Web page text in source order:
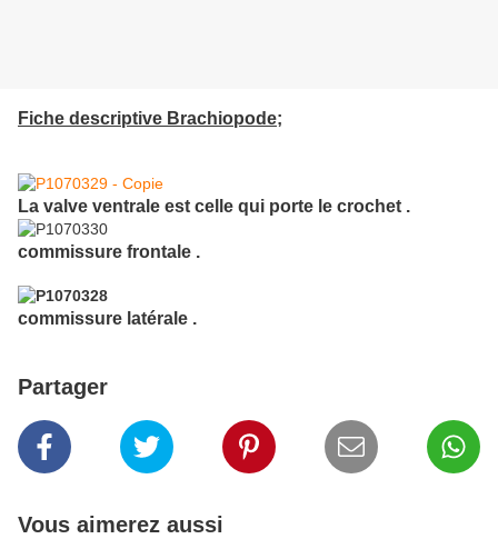
Fiche descriptive Brachiopode;
La valve ventrale est celle qui porte le crochet .
commissure frontale .
commissure latérale .
Partager
Vous aimerez aussi